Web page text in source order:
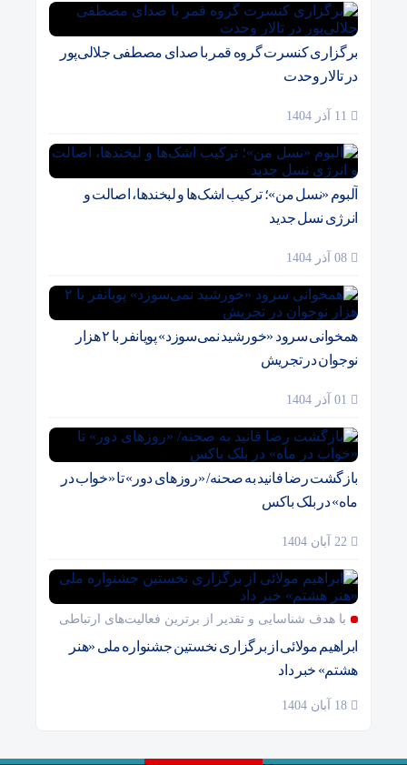
برگزاری کنسرت گروه قمر با صدای مصطفی جلالی‌پور
در تالار وحدت
آلبوم «نسل من»؛ ترکیب اشک‌ها و لبخندها، اصالت و
انرژی نسل جدید
همخوانی سرود «خورشید نمی‌سوزد» پویانفر با ۲ هزار
نوجوان در تجریش
بازگشت رضا فانید به صحنه/ «روزهای دور» تا «خواب در
ماه» در بلک باکس
با هدف شناسایی و تقدیر از برترین فعالیت‌های ارتباطی
ابراهیم مولائی از برگزاری نخستین جشنواره ملی «هنر
هشتم» خبر داد